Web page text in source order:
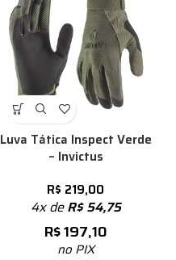
Luva Tática Inspect Verde
– Invictus
R$ 219,00
4x deR$54,75
R$197,10
no PIX